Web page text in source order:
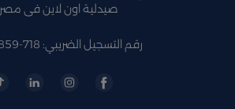
صيدلية اون لاين فى مصر
رقم التسجيل الضريبي: 718-859-672